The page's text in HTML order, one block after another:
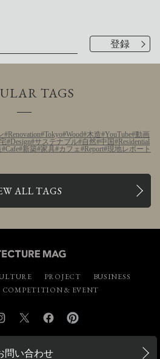
TAGS
Renovation Tokyo Wood 木造 YouTube 動画
Design サステナブル 自然 中国
Residential
Cafe 新築 家具 カフェ Report 現地レポート
ALL TAGS
PROJECT
BUSINESS
COMPETITION & EVENT
InstagramTwitter Facebook
問い合わせ